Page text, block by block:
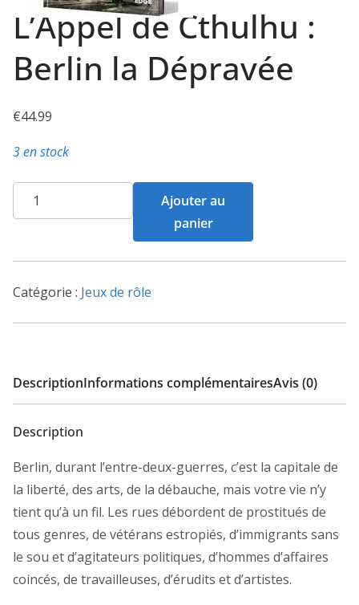
L’Appel de Cthulhu :
Berlin la Dépravée
€44.99
3 en stock
quantité
de
de
Cthulhu
Berlin
Ajouter au
panier
Catégorie : Jeux de rôle
DescriptionInformations complémentairesAvis (0)
Description
Berlin, durant l’entre-deux-guerres, c’est la capitale de
la liberté, des arts, de la débauche, mais votre vie n’y
tient qu’à un fil. Les rues débordent de prostitués de
tous genres, de vétérans estropiés, d’immigrants sans
le sou et d’agitateurs politiques, d’hommes d’affaires
coincés, de travailleuses, d’érudits et d’artistes.